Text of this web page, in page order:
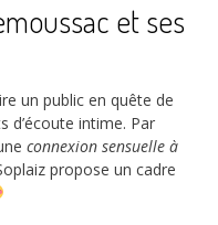
et ses
un public en quête de
d’écoute intime. Par
connexion sensuelle à
propose un cadre